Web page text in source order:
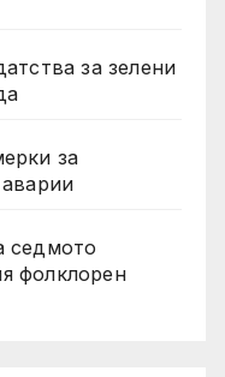
за зелени
за
седмото
фолклорен